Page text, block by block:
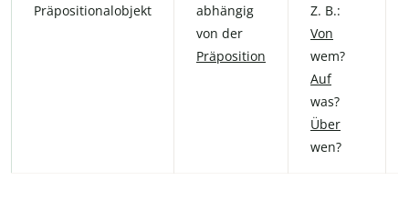
Präpositionalobjekt
abhängig
von der
Präposition
Z. B.:
Von
wem?
Auf
was?
Über
wen?